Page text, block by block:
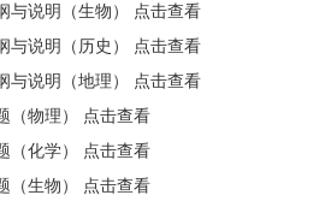
说明（生物） 点击查看
说明（历史） 点击查看
说明（地理） 点击查看
物理） 点击查看
化学） 点击查看
生物） 点击查看